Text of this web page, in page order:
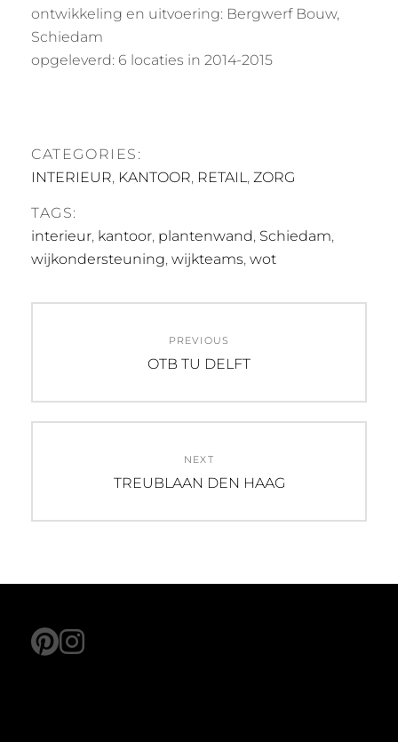
ontwikkeling en uitvoering: Bergwerf Bouw,
Schiedam
opgeleverd: 6 locaties in 2014-2015
CATEGORIES:
INTERIEUR, KANTOOR, RETAIL, ZORG
TAGS:
interieur, kantoor, plantenwand, Schiedam,
wijkondersteuning, wijkteams, wot
navigation
PREVIOUS
Previous
OTB TU DELFT
NEXT
Next
TREUBLAAN DEN HAAG
pinterest
instagram